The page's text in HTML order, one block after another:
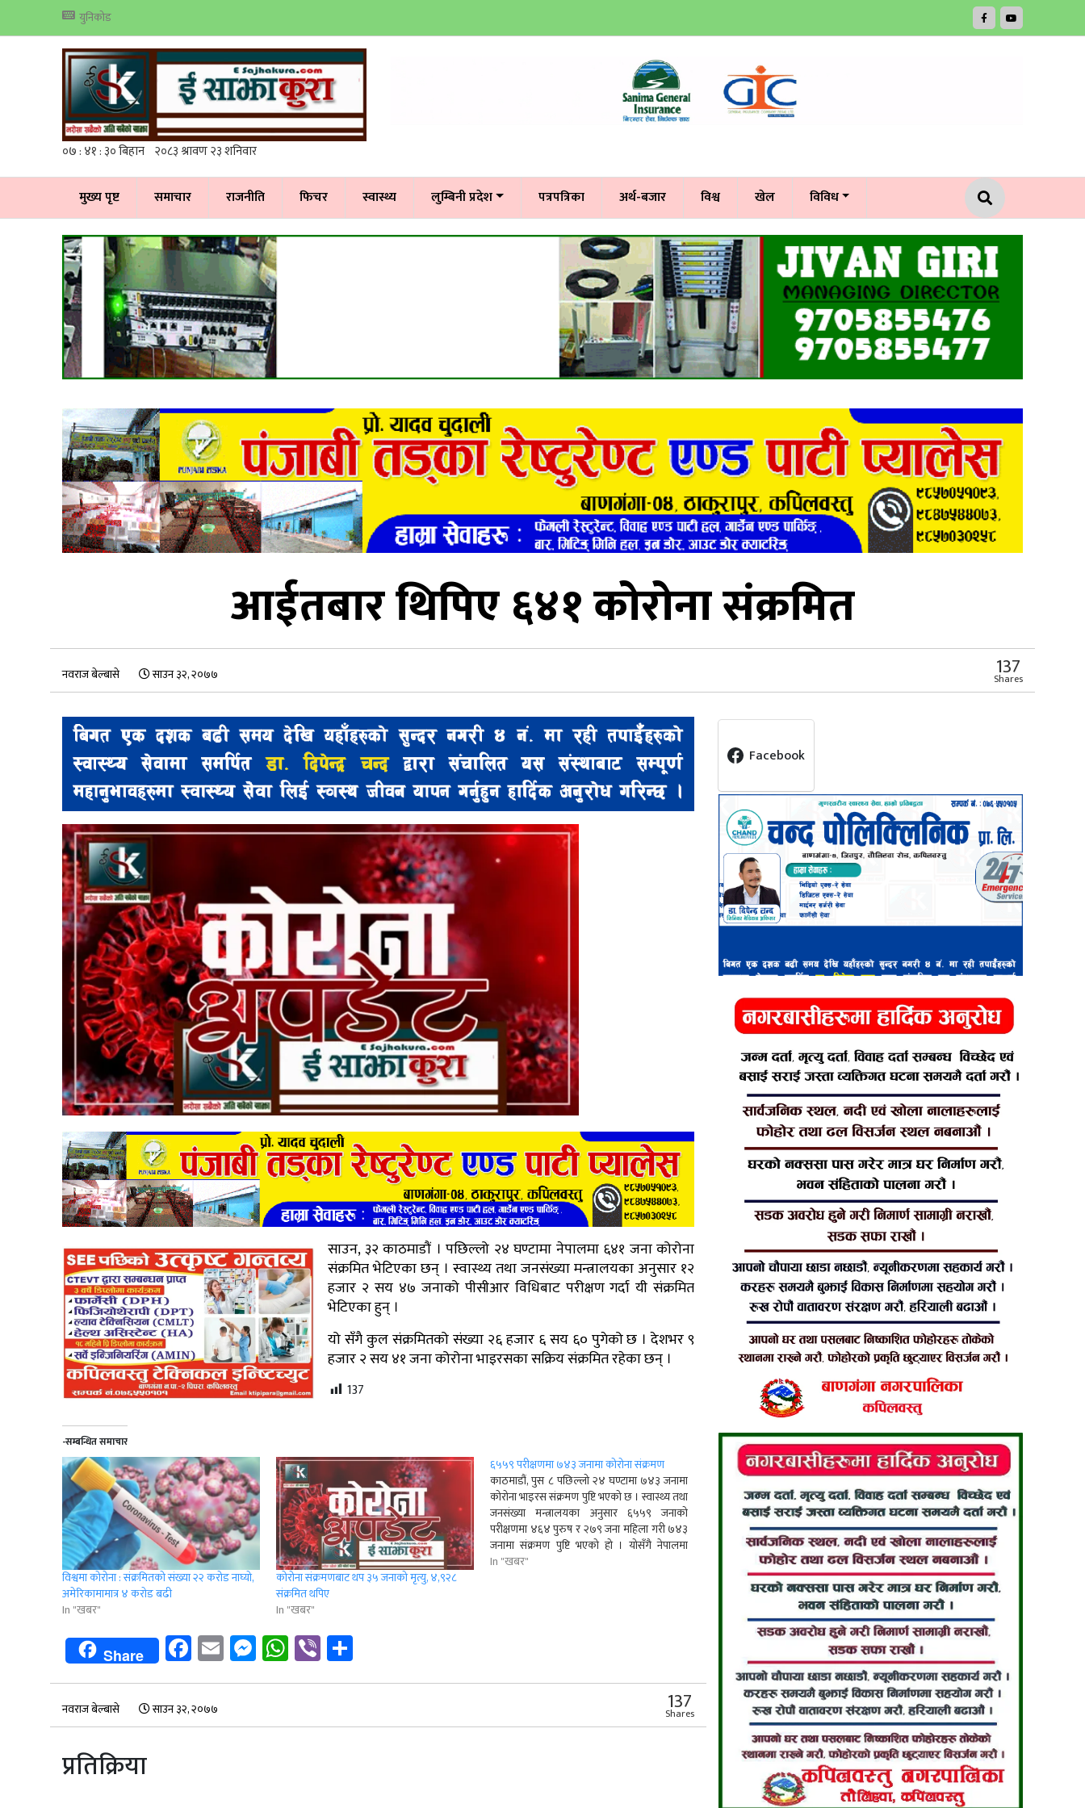
युनिकोड
मुख्य पृष्ट समाचार राजनीति फिचर स्वास्थ्य लुम्बिनी प्रदेश पत्रपत्रिका अर्थ-बजार विश्व खेल विविध
आईतबार थिपिए ६४१ कोरोना संक्रमित
नवराज बेल्बासे साउन ३२, २०७७ 137
Shares
साउन, ३२ काठमाडौं । पछिल्लो २४ घण्टामा नेपालमा ६४१ जना कोरोना
संक्रमित भेटिएका छन् । स्वास्थ्य तथा जनसंख्या मन्त्रालयका अनुसार १२
हजार २ सय ४७ जनाको पीसीआर विधिबाट परीक्षण गर्दा यी संक्रमित
भेटिएका हुन् ।
यो सँगै कुल संक्रमितको संख्या २६ हजार ६ सय ६० पुगेको छ । देशभर ९
हजार २ सय ४१ जना कोरोना भाइरसका सक्रिय संक्रमित रहेका छन् ।
137
-सम्बन्धित समाचार
विश्वमा कोरोना : संक्रमितको संख्या २२ करोड नाघ्यो,
अमेरिकामामात्र ४ कराेड बढी
In "खबर"
कोरोना संक्रमणबाट थप ३५ जनाको मृत्यु, ४,९२८
संक्रमित थपिए
In "खबर"
६५५९ परीक्षणमा ७४३ जनामा कोरोना संक्रमण
काठमाडौं, पुस ८ पछिल्लो २४ घण्टामा ७४३ जनामा
कोरोना भाइरस संक्रमण पुष्टि भएको छ । स्वास्थ्य तथा
जनसंख्या मन्त्रालयका अनुसार ६५५९ जनाको
परीक्षणमा ४६४ पुरुष र २७९ जना महिला गरी ७४३
जनामा संक्रमण पुष्टि भएको हो । योसँगै नेपालमा
कोरोना भाइरस संक्रमितको संख्या २ लाख ५५ हजार
In "खबर"
Share Facebook
EmailMessenger
WhatsApp
Viber
नवराज बेल्बासे साउन ३२, २०७७ 137
Shares
प्रतिक्रिया
Facebook